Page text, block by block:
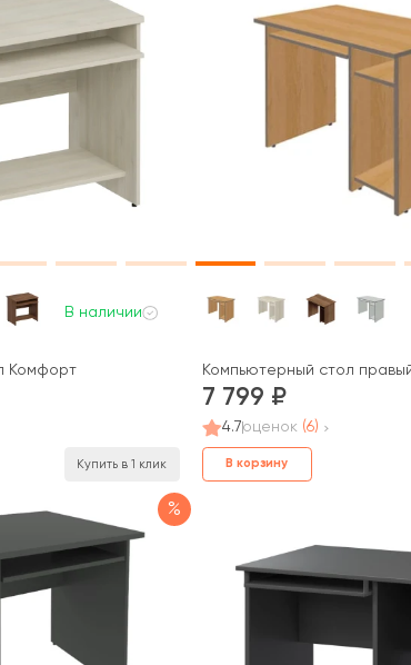
В наличии
Комфорт
Купить в 1 клик
Компьютерный стол
7 799
4.7оценок (6)
В корзину
%